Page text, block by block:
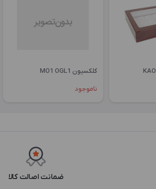
کلکسیون MO1 OGL1
ناموجود
ضمانت اصالت کالا